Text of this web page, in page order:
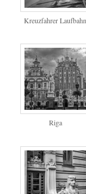
Kreuzfahrer Laufbahn
Riga